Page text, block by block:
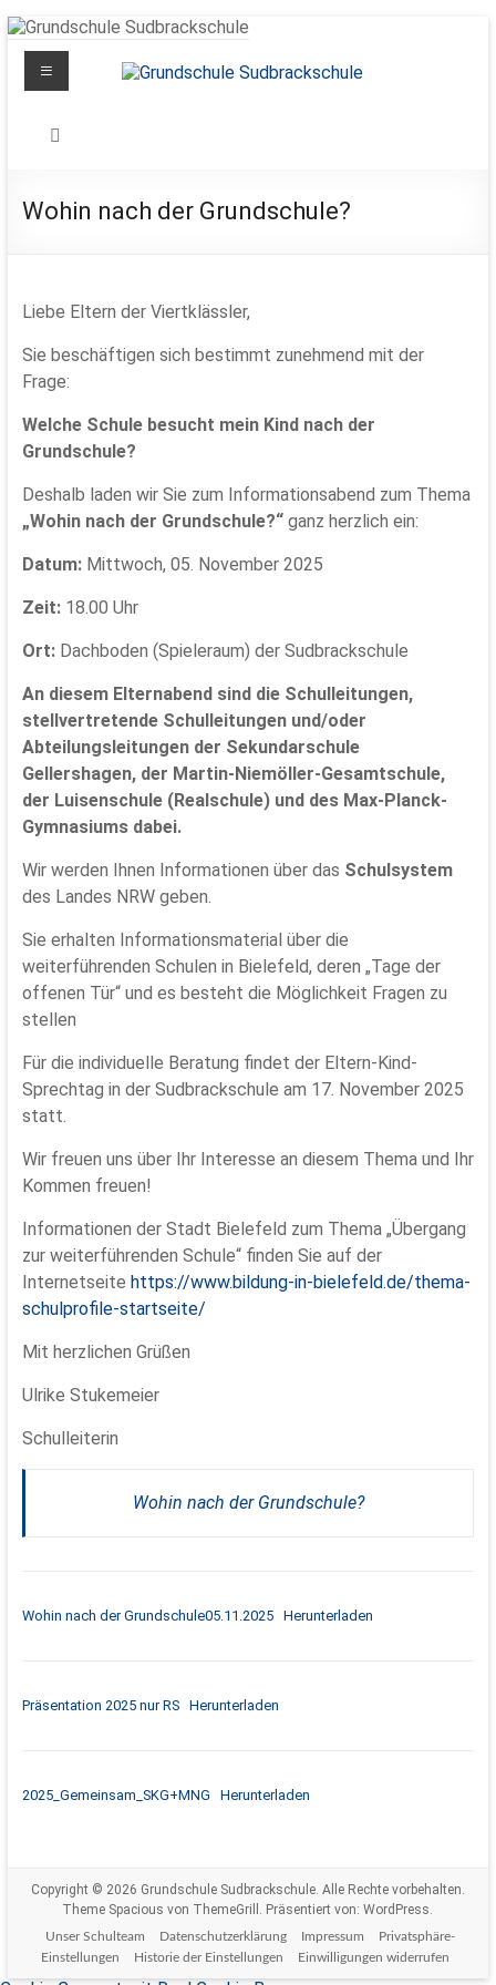
Zum
Inhalt
springen
Schule
in
Menü
Wohin nach der Grundschule?
Liebe Eltern der Viertklässler,
Sie beschäftigen sich bestimmt zunehmend mit der
Frage:
Welche Schule besucht mein Kind nach der
Grundschule?
Deshalb laden wir Sie zum Informationsabend zum Thema
„Wohin nach der Grundschule?“ganz herzlich ein:
Datum: Mittwoch, 05. November 2025
Zeit: 18.00 Uhr
Ort: Dachboden (Spieleraum) der Sudbrackschule
An diesem Elternabend sind die Schulleitungen,
stellvertretende Schulleitungen und/oder
Abteilungsleitungen der Sekundarschule
Gellershagen, der Martin-Niemöller-Gesamtschule,
der Luisenschule (Realschule) und des Max-Planck-
Gymnasiums dabei.
Wir werden Ihnen Informationen über das Schulsystem
des Landes NRW geben.
Sie erhalten Informationsmaterial über die
weiterführenden Schulen in Bielefeld, deren „Tage der
offenen Tür“ und es besteht die Möglichkeit Fragen zu
stellen
Für die individuelle Beratung findet der Eltern-Kind-
Sprechtag in der Sudbrackschule am 17. November 2025
statt.
Wir freuen uns über Ihr Interesse an diesem Thema und Ihr
Kommen freuen!
Informationen der Stadt Bielefeld zum Thema „Übergang
zur weiterführenden Schule“ finden Sie auf der
Internetseite https://www.bildung-in-bielefeld.de/thema-
schulprofile-startseite/
Mit herzlichen Grüßen
Ulrike Stukemeier
Schulleiterin
Wohin nach der Grundschule?
Wohin nach der Grundschule05.11.2025 Herunterladen
Präsentation 2025 nur RS Herunterladen
2025_Gemeinsam_SKG+MNG Herunterladen
Copyright © 2026 Grundschule Sudbrackschule. Alle Rechte vorbehalten.
Theme Spacious von ThemeGrill. Präsentiert von:WordPress.
Unser Schulteam Datenschutzerklärung Impressum
Privatsphäre-
Einstellungen
Historie der Einstellungen Einwilligungen widerrufen